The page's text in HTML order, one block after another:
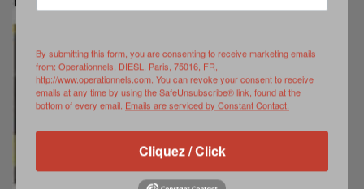
By submitting this form, you are consenting to receive marketing emails
from: Operationnels, DIESL, Paris, 75016, FR,
http://www.operationnels.com. You can revoke your consent to receive
emails at any time by using the SafeUnsubscribe® link, found at the
bottom of every email. Emails are serviced by Constant Contact.
Cliquez / Click